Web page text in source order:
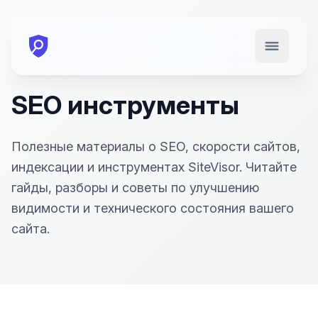
Открыть
SEO инструменты
Полезные материалы о SEO, скорости сайтов,
индексации и инструментах SiteVisor. Читайте
гайды, разборы и советы по улучшению
видимости и технического состояния вашего
сайта.